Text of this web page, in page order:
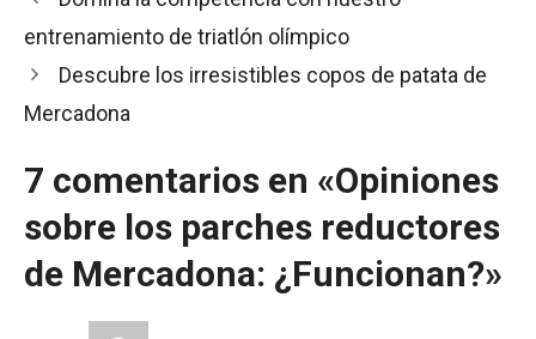
entrenamiento de triatlón olímpico
Descubre los irresistibles copos de patata de
Mercadona
7 comentarios en «Opiniones
sobre los parches reductores
de Mercadona: ¿Funcionan?»